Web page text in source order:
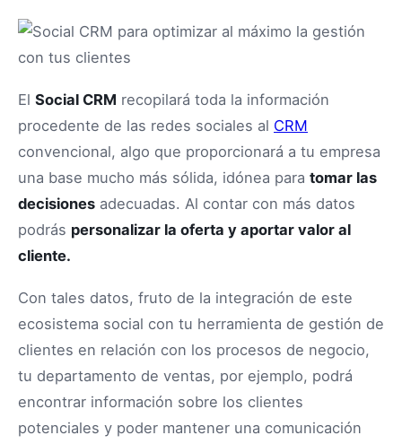
El Social CRM recopilará toda la información
procedente de las redes sociales al CRM
convencional, algo que proporcionará a tu empresa
una base mucho más sólida, idónea para tomar las
decisiones adecuadas. Al contar con más datos
podrás personalizar la oferta y aportar valor al
cliente.
Con tales datos, fruto de la integración de este
ecosistema social con tu herramienta de gestión de
clientes en relación con los procesos de negocio,
tu departamento de ventas, por ejemplo, podrá
encontrar información sobre los clientes
potenciales y poder mantener una comunicación